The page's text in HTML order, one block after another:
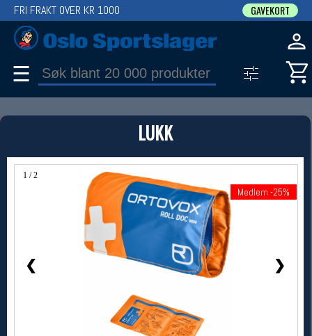
LUKK
1 / 2
❮ ❯
Medlem -25%
FRI FRAKT OVER KR 1000 GAVEKORT
☰
PRODUKT
Produkter (1)
Bruk filter til å spisse søket